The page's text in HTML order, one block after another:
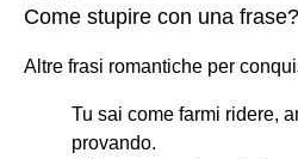
Come stupire con una frase?
Altre frasi romantiche per
Tu sai come farmi ridere,
provando.